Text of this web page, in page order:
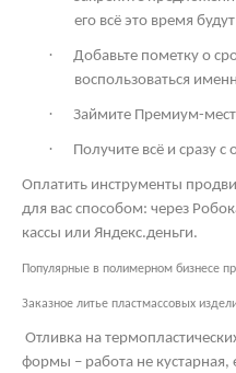
его всё это время
·
Добавьте пометку о
воспользоваться
· Займите Премиум-
· Получите всё и сразу с
Оплатить инструменты
для вас способом: через
кассы или Яндекс.деньги.
Популярные в полимерном бизнесе
Заказное литье пластмассовых
Отливка на
формы – работа не